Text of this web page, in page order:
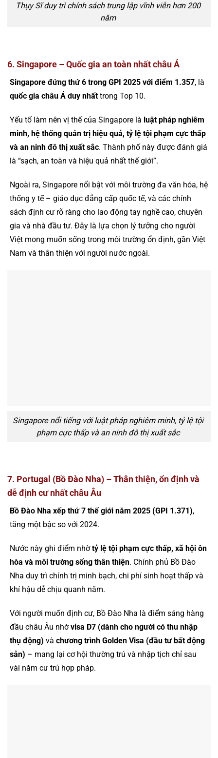
Thụy Sĩ duy trì chính sách trung lập vĩnh viễn hơn 200
năm
6. Singapore – Quốc gia an toàn nhất châu Á
Singapore đứng thứ 6 trong GPI 2025 với điểm 1.357, là
quốc gia châu Á duy nhất trong Top 10.
Yếu tố làm nên vị thế của Singapore là luật pháp nghiêm
minh, hệ thống quản trị hiệu quả, tỷ lệ tội phạm cực thấp
và an ninh đô thị xuất sắc. Thành phố này được đánh giá
là “sạch, an toàn và hiệu quả nhất thế giới”.
Ngoài ra, Singapore nổi bật với môi trường đa văn hóa, hệ
thống y tế – giáo dục đẳng cấp quốc tế, và các chính
sách định cư rõ ràng cho lao động tay nghề cao, chuyên
gia và nhà đầu tư. Đây là lựa chọn lý tưởng cho người
Việt mong muốn sống trong môi trường ổn định, gần Việt
Nam và thân thiện với người nước ngoài.
Singapore nổi tiếng với luật pháp nghiêm minh, tỷ lệ tội
phạm cực thấp và an ninh đô thị xuất sắc
7. Portugal (Bồ Đào Nha) – Thân thiện, ổn định và
dễ định cư nhất châu Âu
Bồ Đào Nha xếp thứ 7 thế giới năm 2025 (GPI 1.371),
tăng một bậc so với 2024.
Nước này ghi điểm nhờtỷ lệ tội phạm cực thấp, xã hội ôn
hòa và môi trường sống thân thiện. Chính phủ Bồ Đào
Nha duy trì chính trị minh bạch, chi phí sinh hoạt thấp và
khí hậu dễ chịu quanh năm.
Với người muốn định cư, Bồ Đào Nha là điểm sáng hàng
đầu châu Âu nhờvisa D7 (dành cho người có thu nhập
thụ động) và chương trình Golden Visa (đầu tư bất động
sản) – mang lại cơ hội thường trú và nhập tịch chỉ sau
vài năm cư trú hợp pháp.